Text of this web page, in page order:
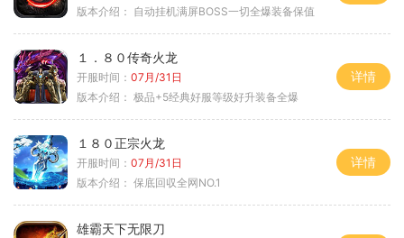
版本介绍： 自动挂机满屏BOSS一切全爆装备保值
１．８０传奇火龙
开服时间： 07月/31日
版本介绍： 极品+5经典好服等级好升装备全爆
详情
１８０正宗火龙
开服时间： 07月/31日
版本介绍： 保底回収全网NO.1
详情
雄霸天下无限刀